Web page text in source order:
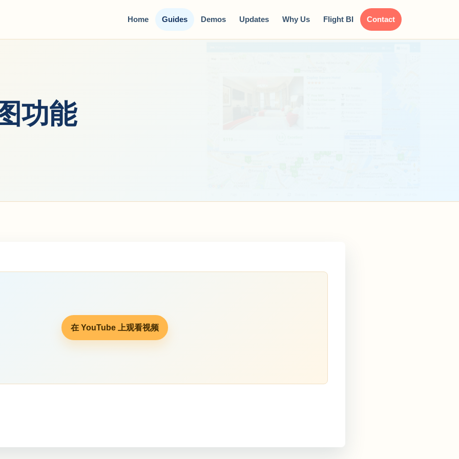
Home Guides Demos Updates Why Us Flight BI Contact
功能
在 YouTube 上观看视频